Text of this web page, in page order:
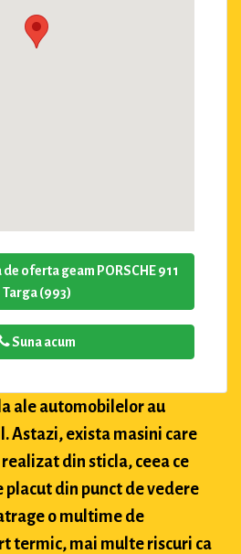
oferta geam PORSCHE 911
Targa (993)
Suna acum
ale automobilelor au
Astazi, exista masini care
din sticla, ceea ce
placut din punct de vedere
o multime de
termic, mai multe riscuri ca